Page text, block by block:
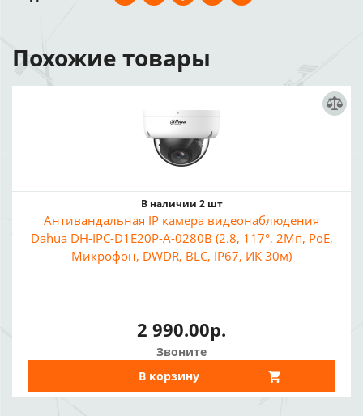
Похожие товары
В наличии 2 шт
Антивандальная IP камера видеонаблюдения
Dahua DH-IPC-D1E20P-A-0280B (2.8, 117°, 2Мп, PoE,
Микрофон, DWDR, BLC, IP67, ИК 30м)
2 990.00р.
Звоните
В корзину